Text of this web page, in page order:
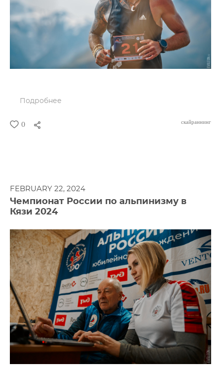
Подробнее
0 скайраннинг
FEBRUARY 22, 2024
Чемпионат России по альпинизму в
Кязи 2024